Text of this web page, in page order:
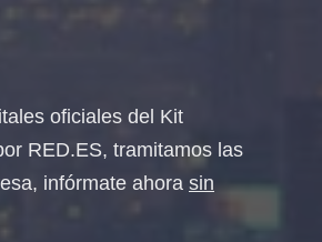
oficiales del Kit
RED.ES, tramitamos las
infórmate ahora sin